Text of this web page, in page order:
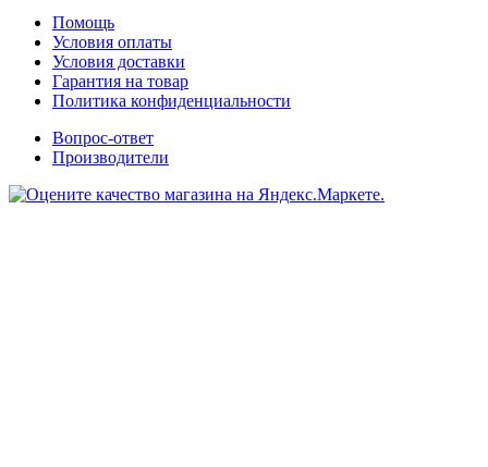
Помощь
Условия оплаты
Условия доставки
Гарантия на товар
Политика конфиденциальности
Вопрос-ответ
Производители